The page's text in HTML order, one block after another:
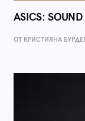
ASICS:
ОТ КРИСТИЯНА